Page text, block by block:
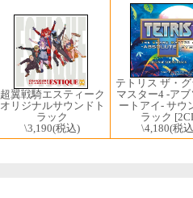
超翼戦騎エスティーク
オリジナルサウンドト
ラック
\3,190(税込)
テトリス ザ・
マスター4 -ア
ートアイ- サウ
ラック
\4,180(税